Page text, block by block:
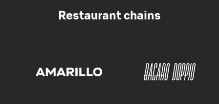
Restaurant chains